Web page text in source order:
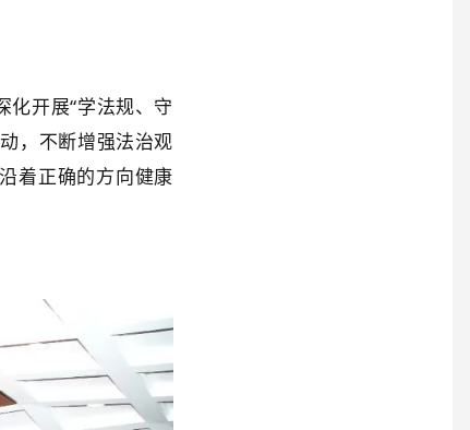
化开展“学法规、守
，不断增强法治观
着正确的方向健康